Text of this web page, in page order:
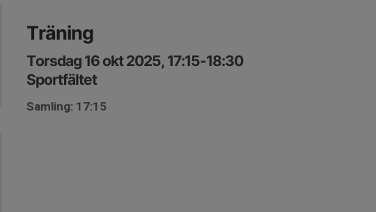
Träning
Torsdag 16 okt 2025, 17:15-18:30
Sportfältet
Samling: 17:15